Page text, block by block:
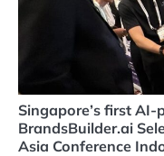
Singapore’s first
BrandsBuilder.ai
Asia Conference